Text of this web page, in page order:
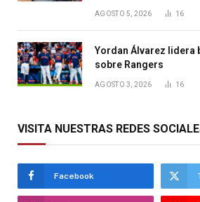
AGOSTO 5, 2026 16
Yordan Álvarez lidera
sobre Rangers
AGOSTO 3, 2026 16
VISITA NUESTRAS REDES
Facebook